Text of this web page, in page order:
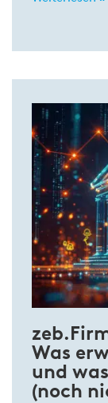
Was
und
(noch